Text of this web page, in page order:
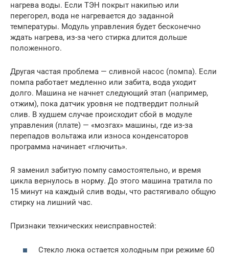
нагрева воды. Если ТЭН покрыт накипью или
перегорел, вода не нагревается до заданной
температуры. Модуль управления будет бесконечно
ждать нагрева, из-за чего стирка длится дольше
положенного.
Другая частая проблема — сливной насос (помпа). Если
помпа работает медленно или забита, вода уходит
долго. Машина не начнет следующий этап (например,
отжим), пока датчик уровня не подтвердит полный
слив. В худшем случае происходит сбой в модуле
управления (плате) — «мозгах» машины, где из-за
перепадов вольтажа или износа конденсаторов
программа начинает «глючить».
Я заменил забитую помпу самостоятельно, и время
цикла вернулось в норму. До этого машина тратила по
15 минут на каждый слив воды, что растягивало общую
стирку на лишний час.
Признаки технических неисправностей:
Стекло люка остается холодным при режиме 60